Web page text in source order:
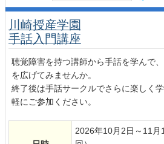
川崎授産学園
手話入門講座
聴覚障害を持つ講師から手話を学んで
を広げてみませんか。
終了後は手話サークルでさらに楽しく
軽にご参加ください。
2026年10月2日～11